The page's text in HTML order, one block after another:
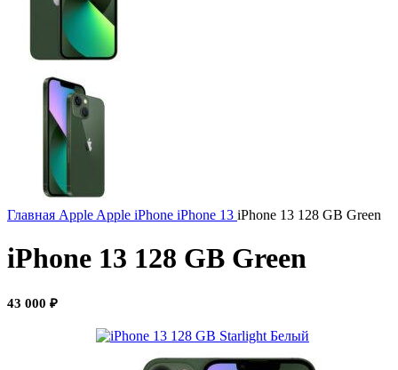
Главная Apple Apple iPhone iPhone 13 iPhone 13 128 GB Green
iPhone 13 128 GB Green
43 000 ₽
Белый